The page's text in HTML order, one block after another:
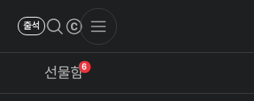
출석
6
선물함